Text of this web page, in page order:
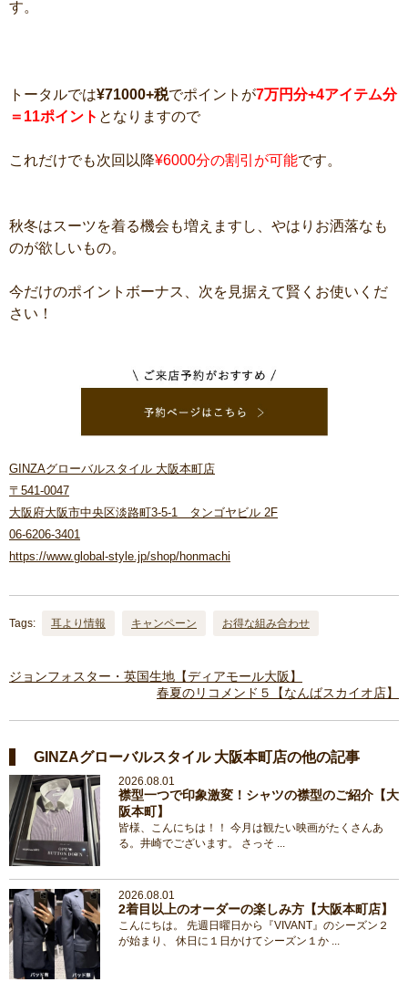
す。
トータルでは¥71000+税でポイントが7万円分+4アイテム分
＝11ポイント となりますので
これだけでも次回以降¥6000分の割引が可能です。
秋冬はスーツを着る機会も増えますし、やはりお洒落なも
のが欲しいもの。
今だけのポイントボーナス、次を見据えて賢くお使いくだ
さい！
GINZAグローバルスタイル 大阪本町店
〒541-0047
大阪府大阪市中央区淡路町3-5-1 タンゴヤビル 2F
06-6206-3401
https://www.global-style.jp/shop/honmachi
Tags: 耳より情報 キャンペーン お得な組み合わせ
ジョンフォスター・英国生地【ディアモール大阪】
春夏のリコメンド５【なんばスカイオ店】
GINZAグローバルスタイル 大阪本町店の他の記事
2026.08.01
襟型一つで印象激変！シャツの襟型のご紹介【大
阪本町】
皆様、こんにちは！！ 今月は観たい映画がたくさんあ
る。井崎でございます。 さっそ ...
2026.08.01
2着目以上のオーダーの楽しみ方【大阪本町店】
こんにちは。 先週日曜日から『VIVANT』のシーズン２
が始まり、 休日に１日かけてシーズン１か ...